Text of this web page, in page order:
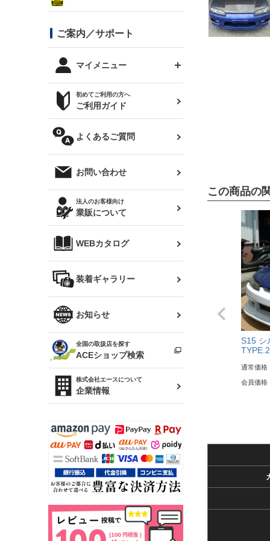
スタイリッシュライン
ボンネット
カナード
外装・補修パーツ
オリジンアーム(足回り)
レンズ
マフラー
リアウイング
リアゲート
メンテナンスパーツ
DTM:exclusive
まつど家 鉄八
JZX110 マークⅡ
ハイエース
レビン
トレノ
マークX
クラウン
クラウンマジェスタ
アリスト
ソアラ
アルテッツァ
プロボックス
RAV4
シルビア S14 前期
シルビア S15
180SX
ワンビア
Z32 フェアレディZ
R34 スカイライン
スカイライン
（ER34/R33/ECR33/R32）
キャラバン
ローレル
セフィーロ
RX-7
スバル
BRZ
レクサス
三菱
デリカ D:5
軽自動車
汎用
コンバットアイ用ライト
オプションタイヤ
サマータイヤ
ジムニー用タイヤ
ハイエース・バン用タイ
ホイールナット
ステッカー
トップス(半袖)
トップス(長袖)
パーカー
オーバーオール(つなぎ)
タオル
帽子
バッグ
ファッション小物
雑貨・ステーショナリー
ベビー用品
ご案内／サポート
マイメニュー
ログインする
お気に入りリスト
クーポンを見る
閲覧履歴
ニュースレターお申し込み
初めてご利用の方へ
ご利用ガイド
よくあるご質問
お問い合わせ
法人のお客様向け
業販について
WEBカタログ
装着ギャラリー
お知らせ
全国の取扱店を探す
ACEショップ検索
株式会社エースについて
企業情報
この商品の
S15 シ
TYPE.2
通常価格
会員価格